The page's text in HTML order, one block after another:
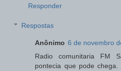
Responder
Respostas
Anônimo 6 de novembro
Radio comunitaria FM
pontecia que pode